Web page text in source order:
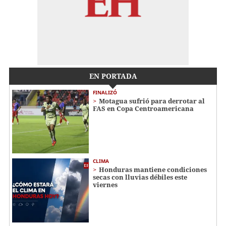
EN PORTADA
FINALIZÓ
Motagua sufrió para derrotar al
FAS en Copa Centroamericana
CLIMA
Honduras mantiene condiciones
secas con lluvias débiles este
viernes